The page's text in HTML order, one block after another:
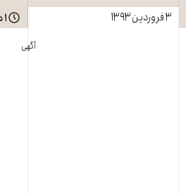
۳ فروردین ۱۳۹۳
۱ دقیقه
آگهی